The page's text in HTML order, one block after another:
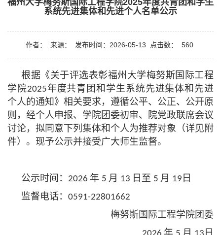
福州大学梅努斯国际工程学院2025年度共青团和学生
系统先进集体和先进个人名单公示
作者： 来源： 发布时间：2026-05-13 点击数： 560
根据 《关于评选表彰福州大学梅努斯国际工程
学院2025年度共青团和学生系统先进集体和先进
个人的通知》 相关要求，遵循公平、公正、公开原
则，经个人申报、 学院团委初审、院党政联席会议
讨论，拟同意下列 集体和个人为推荐对象（详见附
件）。现予公示并接受广大师生监督。
公示时间： 2026 年 5 月 13 日至 5 月 19 日
监督电话： 0591-22801662
梅努斯国际工程学院团委
年 月 日